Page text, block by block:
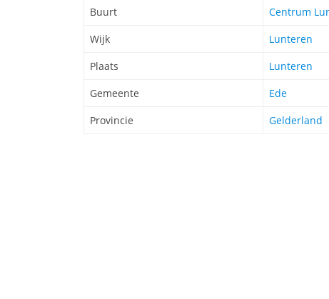
Buurt
Centrum
Wijk
Lunteren
Plaats
Lunteren
Gemeente
Ede
Provincie
Gelderland